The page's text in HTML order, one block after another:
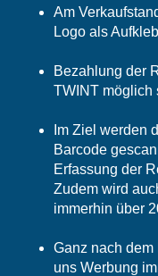
Am
Logo als
Bezahlung der
TWINT möglich
Im Ziel werden
Barcode
Erfassung der
Zudem wird
immerhin über
Ganz nach
uns Werbung